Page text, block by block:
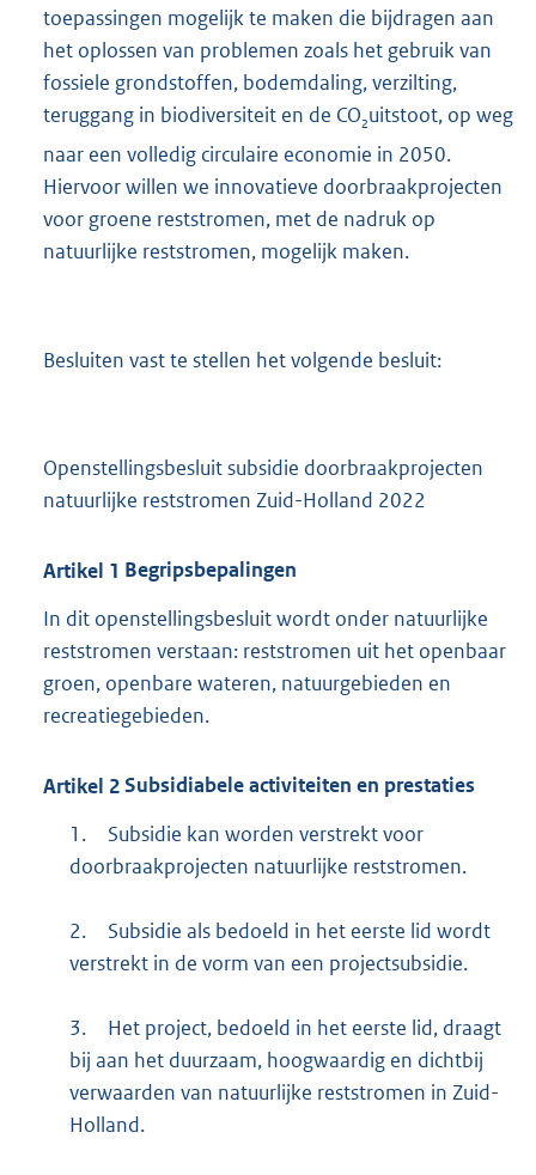
toepassingen mogelijk te maken die bijdragen aan
het oplossen van problemen zoals het gebruik van
fossiele grondstoffen, bodemdaling, verzilting,
teruggang in biodiversiteit en de CO2uitstoot, op weg
naar een volledig circulaire economie in 2050.
Hiervoor willen we innovatieve doorbraakprojecten
voor groene reststromen, met de nadruk op
natuurlijke reststromen, mogelijk maken.
Besluiten vast te stellen het volgende besluit:
Openstellingsbesluit subsidie doorbraakprojecten
natuurlijke reststromen Zuid-Holland 2022
Artikel 1 Begripsbepalingen
In dit openstellingsbesluit wordt onder natuurlijke
reststromen verstaan: reststromen uit het openbaar
groen, openbare wateren, natuurgebieden en
recreatiegebieden.
Artikel 2Subsidiabele activiteiten en prestaties
1.
Subsidie kan worden verstrekt voor
doorbraakprojecten natuurlijke reststromen.
2.
Subsidie als bedoeld in het eerste lid wordt
verstrekt in de vorm van een projectsubsidie.
3.
Het project, bedoeld in het eerste lid, draagt
bij aan het duurzaam, hoogwaardig en dichtbij
verwaarden van natuurlijke reststromen in Zuid-
Holland.